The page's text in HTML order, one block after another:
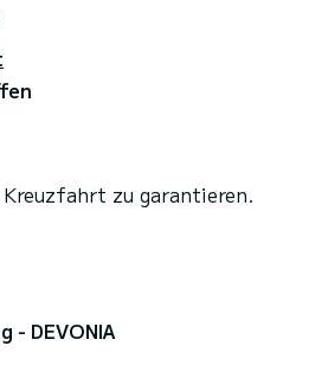
zu garantieren.
- DEVONIA